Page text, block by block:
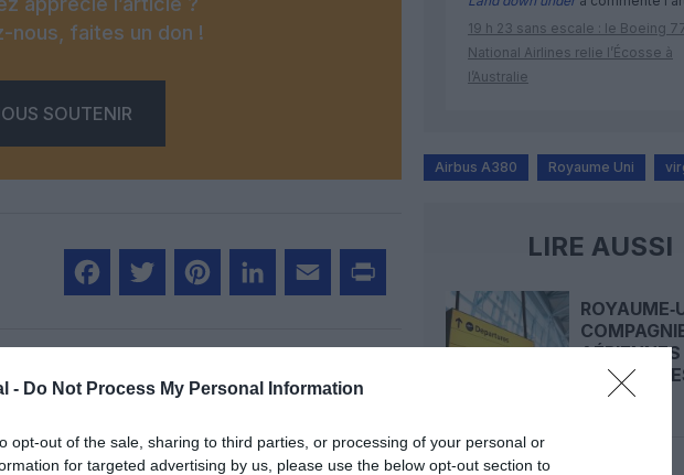
- Do Not Process My Personal Information
opt-out of the sale, sharing to third parties, or processing of your personal or
for targeted advertising by us, please use the below opt-out section to
nous, faites un don !
SOUTENIR
18 juillet 2013 - 11 h 32 min
19 h 23 sans escale : le Boeing
National Airlines relie l’Écosse à
l’Australie
Airbus A380 Royaume Uni
LIRE AUSSI
AÉRIENNES
COUPER...